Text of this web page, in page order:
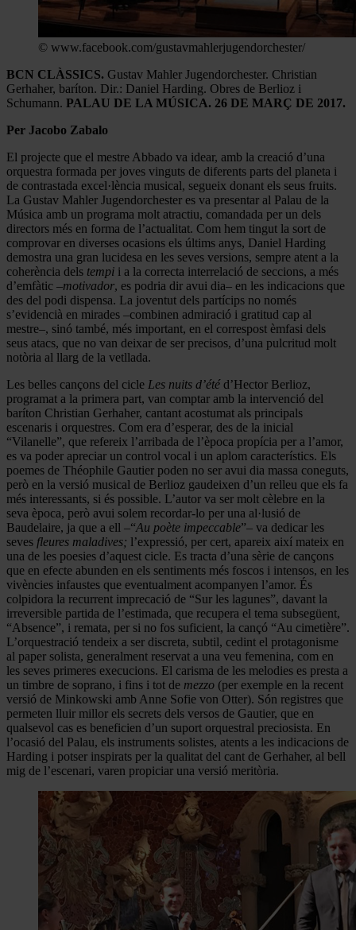
© www.facebook.com/gustavmahlerjugendorchester/
BCN CLÀSSICS. Gustav Mahler Jugendorchester. Christian
Gerhaher, baríton. Dir.: Daniel Harding. Obres de Berlioz i
Schumann. PALAU DE LA MÚSICA. 26 DE MARÇ DE 2017.
Per Jacobo Zabalo
El projecte que el mestre Abbado va idear, amb la creació d’una
orquestra formada per joves vinguts de diferents parts del planeta i
de contrastada excel·lència musical, segueix donant els seus fruits.
La Gustav Mahler Jugendorchester es va presentar al Palau de la
Música amb un programa molt atractiu, comandada per un dels
directors més en forma de l’actualitat. Com hem tingut la sort de
comprovar en diverses ocasions els últims anys, Daniel Harding
demostra una gran lucidesa en les seves versions, sempre atent a la
coherència dels tempi i a la correcta interrelació de seccions, a més
d’emfàtic –motivador, es podria dir avui dia– en les indicacions que
des del podi dispensa. La joventut dels partícips no només
s’evidencià en mirades –combinen admiració i gratitud cap al
mestre–, sinó també, més important, en el correspost èmfasi dels
seus atacs, que no van deixar de ser precisos, d’una pulcritud molt
notòria al llarg de la vetllada.
Les belles cançons del cicle Les nuits d’étéd’Hector Berlioz,
programat a la primera part, van comptar amb la intervenció del
baríton Christian Gerhaher, cantant acostumat als principals
escenaris i orquestres. Com era d’esperar, des de la inicial
“Vilanelle”, que refereix l’arribada de l’època propícia per a l’amor,
es va poder apreciar un control vocal i un aplom característics. Els
poemes de Théophile Gautier poden no ser avui dia massa coneguts,
però en la versió musical de Berlioz gaudeixen d’un relleu que els fa
més interessants, si és possible. L’autor va ser molt cèlebre en la
seva època, però avui solem recordar-lo per una al·lusió de
Baudelaire, ja que a ell –“Au poète impeccable”– va dedicar les
seves fleures maladives; l’expressió, per cert, apareix així mateix en
una de les poesies d’aquest cicle. Es tracta d’una sèrie de cançons
que en efecte abunden en els sentiments més foscos i intensos, en les
vivències infaustes que eventualment acompanyen l’amor. És
colpidora la recurrent imprecació de “Sur les lagunes”, davant la
irreversible partida de l’estimada, que recupera el tema subsegüent,
“Absence”, i remata, per si no fos suficient, la cançó “Au cimetière”.
L’orquestració tendeix a ser discreta, subtil, cedint el protagonisme
al paper solista, generalment reservat a una veu femenina, com en
les seves primeres execucions. El carisma de les melodies es presta a
un timbre de soprano, i fins i tot de mezzo (per exemple en la recent
versió de Minkowski amb Anne Sofie von Otter). Són registres que
permeten lluir millor els secrets dels versos de Gautier, que en
qualsevol cas es beneficien d’un suport orquestral preciosista. En
l’ocasió del Palau, els instruments solistes, atents a les indicacions de
Harding i potser inspirats per la qualitat del cant de Gerhaher, al bell
mig de l’escenari, varen propiciar una versió meritòria.